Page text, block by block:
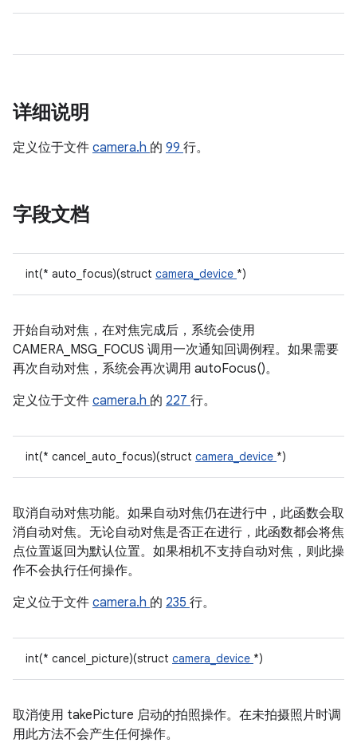
详细说明
定义位于文件 camera.h 的 99 行。
字段文档
int(* auto_focus)(struct camera_device *)
开始自动对焦，在对焦完成后，系统会使用
CAMERA_MSG_FOCUS 调用一次通知回调例程。如果需要
再次自动对焦，系统会再次调用 autoFocus()。
定义位于文件 camera.h 的 227 行。
int(* cancel_auto_focus)(struct camera_device *)
取消自动对焦功能。如果自动对焦仍在进行中，此函数会取
消自动对焦。无论自动对焦是否正在进行，此函数都会将焦
点位置返回为默认位置。如果相机不支持自动对焦，则此操
作不会执行任何操作。
定义位于文件 camera.h 的 235 行。
int(* cancel_picture)(struct camera_device *)
取消使用 takePicture 启动的拍照操作。在未拍摄照片时调
用此方法不会产生任何操作。